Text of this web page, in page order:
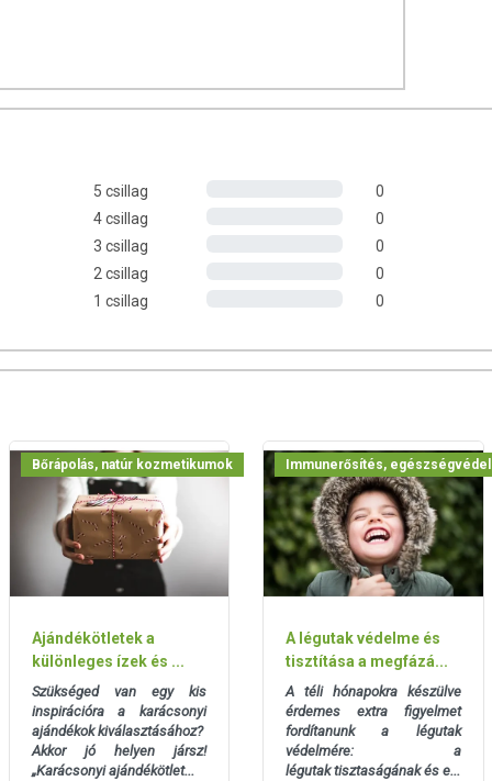
a pirított napraforgó aromájához hasonlítják, diós jegyekkel
érintkezve újra folyékonnyá válik.
keveredik más olajokkal, illetve tartós használatával
gyulladáscsökkentő hatása miatt kimondottan ajánlott a
A háztartásban főleg fertőtlenítésre alkalmas, emellett
van, illetve háziállatoknál kiválóan alkalmazható bolhairtásra
termékek készítéséhez.
10 csepp neeomolajat, 4 csepp szegfűszegolajat és 3
A keverék alkalmazása esetén garantáltan elkerülnek minket
enyhíthetjük 3 evőkanál neem olaj és 5 csepp teafaolaj
ezzel kenjük be a piros foltokat.
is! Csepegtessünk pár csepp olajat textilanyagra, majd
Néhány percen belül enyhülni fog a fejfájásunk.
alkalmazható, szembe, szájba nem kerülhet! Lenyelés
5 csillag
0
4 csillag
0
3 csillag
0
2 csillag
0
1 csillag
0
Bőrápolás, natúr kozmetikumok
Ajándékötletek a
különleges ízek és ...
Szükséged van egy kis
inspirációra a karácsonyi
ajándékok kiválasztásához?
Akkor jó helyen jársz!
„Karácsonyi ajándékötlet...
Immunerősítés,
A légutak védelme és
tisztítása a megfázá...
A téli hónapokra készülve
érdemes extra figyelmet
fordítanunk a légutak
védelmére: a
légutaktisztaságának és e...